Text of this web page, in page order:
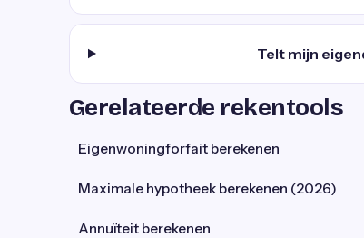
Telt mijn
Gerelateerde rekentools
Eigenwoningforfait berekenen
Maximale hypotheek berekenen (2026)
Annuïteit berekenen